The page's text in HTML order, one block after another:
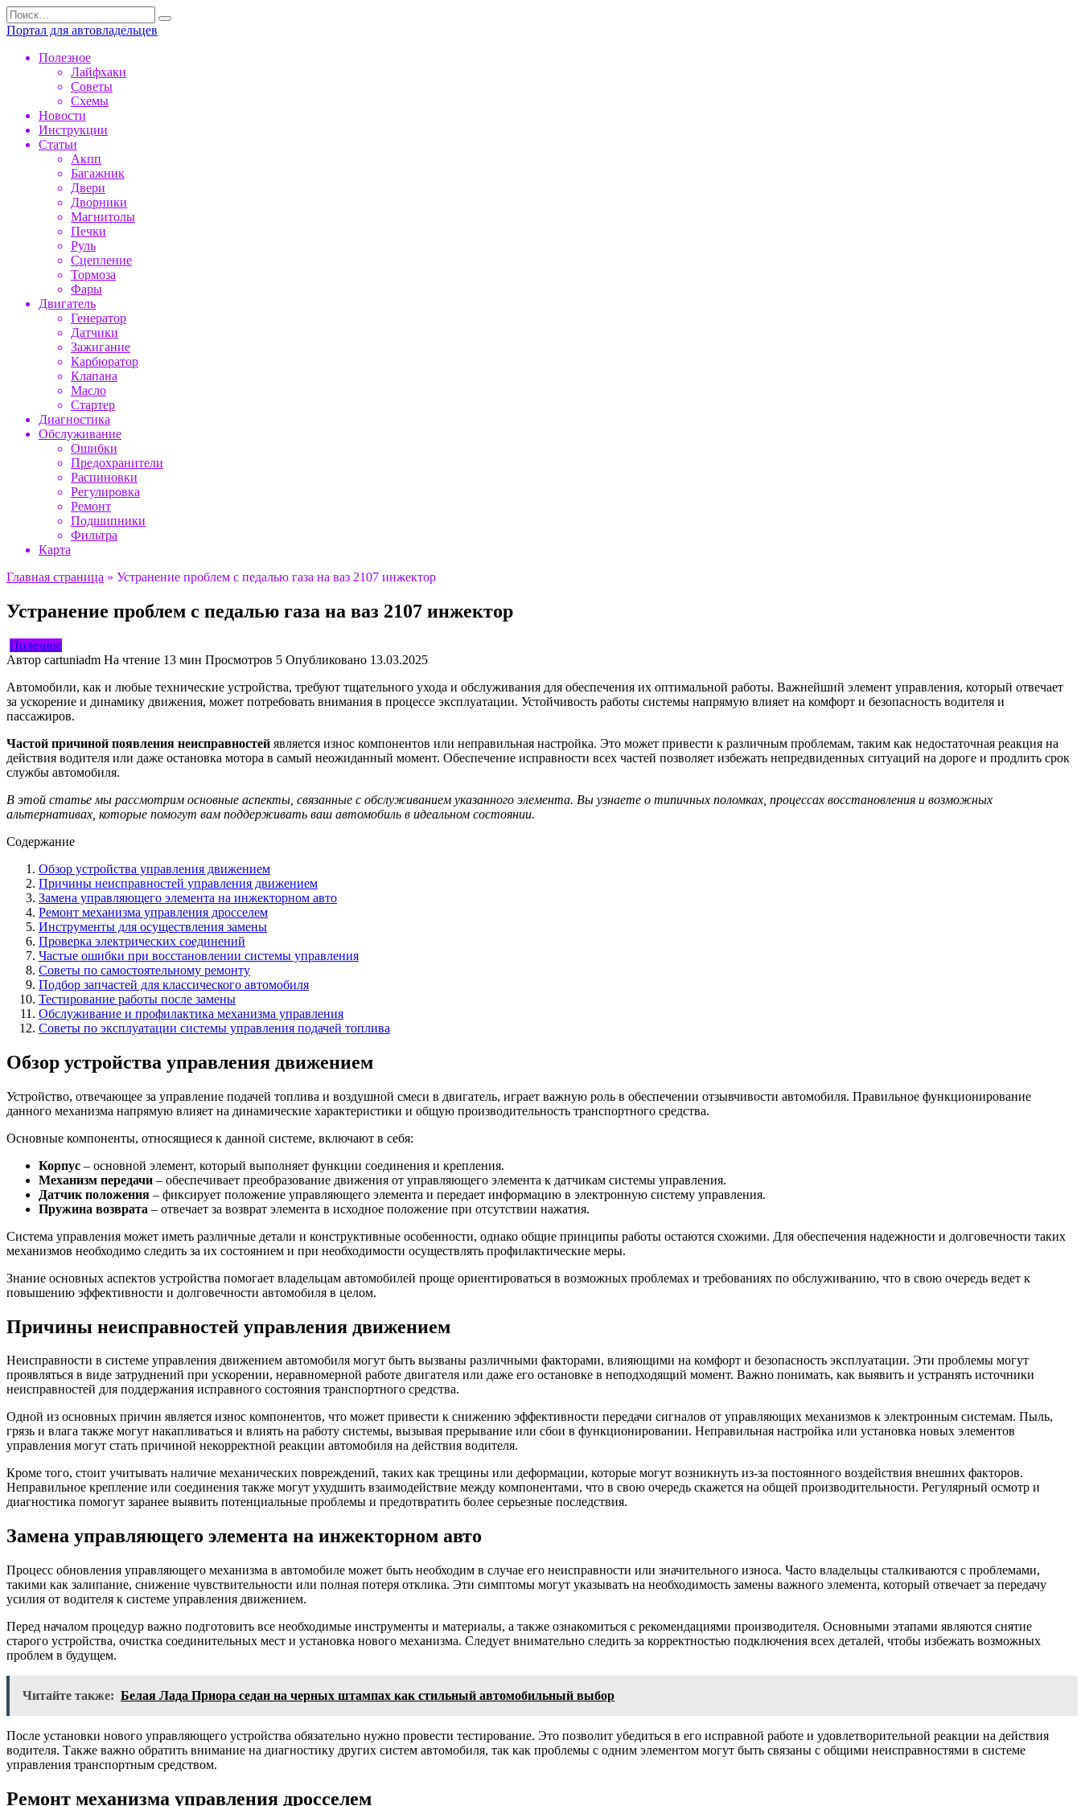
Перейти
к
содержанию
Search
for:
Портал для автовладельцев
Полезное
Лайфхаки
Советы
Схемы
Новости
Инструкции
Статьи
Акпп
Багажник
Двери
Дворники
Магнитолы
Печки
Руль
Сцепление
Тормоза
Фары
Двигатель
Генератор
Датчики
Зажигание
Карбюратор
Клапана
Масло
Стартер
Диагностика
Обслуживание
Ошибки
Предохранители
Распиновки
Регулировка
Ремонт
Подшипники
Фильтра
Карта
Главная страница » Устранение проблем с педалью газа на ваз 2107 инжектор
Устранение проблем с педалью газа на ваз 2107 инжектор
Полезное
Автор cartuniadm На чтение 13 мин Просмотров 5 Опубликовано 13.03.2025
Автомобили, как и любые технические устройства, требуют тщательного ухода и обслуживания для обеспечения их оптимальной работы. Важнейший элемент управления, который отвечает
за ускорение и динамику движения, может потребовать внимания в процессе эксплуатации. Устойчивость работы системы напрямую влияет на комфорт и безопасность водителя и
пассажиров.
Частой причиной появления неисправностей является износ компонентов или неправильная настройка. Это может привести к различным проблемам, таким как недостаточная реакция на
действия водителя или даже остановка мотора в самый неожиданный момент. Обеспечение исправности всех частей позволяет избежать непредвиденных ситуаций на дороге и продлить срок
службы автомобиля.
В этой статье мы рассмотрим основные аспекты, связанные с обслуживанием указанного элемента. Вы узнаете о типичных поломках, процессах восстановления и возможных
альтернативах, которые помогут вам поддерживать ваш автомобиль в идеальном состоянии.
Содержание
Обзор устройства управления движением
Причины неисправностей управления движением
Замена управляющего элемента на инжекторном авто
Ремонт механизма управления дросселем
Инструменты для осуществления замены
Проверка электрических соединений
Частые ошибки при восстановлении системы управления
Советы по самостоятельному ремонту
Подбор запчастей для классического автомобиля
Тестирование работы после замены
Обслуживание и профилактика механизма управления
Советы по эксплуатации системы управления подачей топлива
Обзор устройства управления движением
Устройство, отвечающее за управление подачей топлива и воздушной смеси в двигатель, играет важную роль в обеспечении отзывчивости автомобиля. Правильное функционирование
данного механизма напрямую влияет на динамические характеристики и общую производительность транспортного средства.
Основные компоненты, относящиеся к данной системе, включают в себя:
Корпус – основной элемент, который выполняет функции соединения и крепления.
Механизм передачи – обеспечивает преобразование движения от управляющего элемента к датчикам системы управления.
Датчик положения – фиксирует положение управляющего элемента и передает информацию в электронную систему управления.
Пружина возврата – отвечает за возврат элемента в исходное положение при отсутствии нажатия.
Система управления может иметь различные детали и конструктивные особенности, однако общие принципы работы остаются схожими. Для обеспечения надежности и долговечности таких
механизмов необходимо следить за их состоянием и при необходимости осуществлять профилактические меры.
Знание основных аспектов устройства помогает владельцам автомобилей проще ориентироваться в возможных проблемах и требованиях по обслуживанию, что в свою очередь ведет к
повышению эффективности и долговечности автомобиля в целом.
Причины неисправностей управления движением
Неисправности в системе управления движением автомобиля могут быть вызваны различными факторами, влияющими на комфорт и безопасность эксплуатации. Эти проблемы могут
проявляться в виде затруднений при ускорении, неравномерной работе двигателя или даже его остановке в неподходящий момент. Важно понимать, как выявить и устранять источники
неисправностей для поддержания исправного состояния транспортного средства.
Одной из основных причин является износ компонентов, что может привести к снижению эффективности передачи сигналов от управляющих механизмов к электронным системам. Пыль,
грязь и влага также могут накапливаться и влиять на работу системы, вызывая прерывание или сбои в функционировании. Неправильная настройка или установка новых элементов
управления могут стать причиной некорректной реакции автомобиля на действия водителя.
Кроме того, стоит учитывать наличие механических повреждений, таких как трещины или деформации, которые могут возникнуть из-за постоянного воздействия внешних факторов.
Неправильное крепление или соединения также могут ухудшить взаимодействие между компонентами, что в свою очередь скажется на общей производительности. Регулярный осмотр и
диагностика помогут заранее выявить потенциальные проблемы и предотвратить более серьезные последствия.
Замена управляющего элемента на инжекторном авто
Процесс обновления управляющего механизма в автомобиле может быть необходим в случае его неисправности или значительного износа. Часто владельцы сталкиваются с проблемами,
такими как залипание, снижение чувствительности или полная потеря отклика. Эти симптомы могут указывать на необходимость замены важного элемента, который отвечает за передачу
усилия от водителя к системе управления движением.
Перед началом процедур важно подготовить все необходимые инструменты и материалы, а также ознакомиться с рекомендациями производителя. Основными этапами являются снятие
старого устройства, очистка соединительных мест и установка нового механизма. Следует внимательно следить за корректностью подключения всех деталей, чтобы избежать возможных
проблем в будущем.
Читайте также: Белая Лада Приора седан на черных штампах как стильный автомобильный выбор
После установки нового управляющего устройства обязательно нужно провести тестирование. Это позволит убедиться в его исправной работе и удовлетворительной реакции на действия
водителя. Также важно обратить внимание на диагностику других систем автомобиля, так как проблемы с одним элементом могут быть связаны с общими неисправностями в системе
управления транспортным средством.
Ремонт механизма управления дросселем